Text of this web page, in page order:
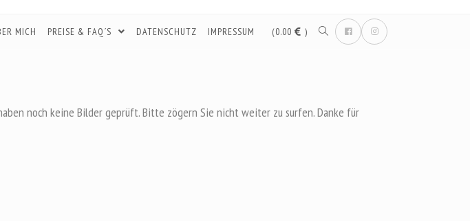
MICH PREISE & FAQ´S DATENSCHUTZ IMPRESSUM (0.00 )
noch keine Bilder geprüft. Bitte zögern Sie nicht weiter zu surfen. Danke für